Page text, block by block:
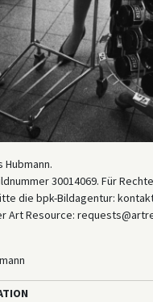
Hubmann.
30014069. Für
die bpk-Bildagentur:
Art Resource: